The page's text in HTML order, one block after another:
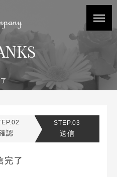
認
STEP.03
送信
完了